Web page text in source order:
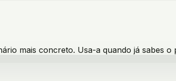
mais concreto. Usa-a quando já sabes